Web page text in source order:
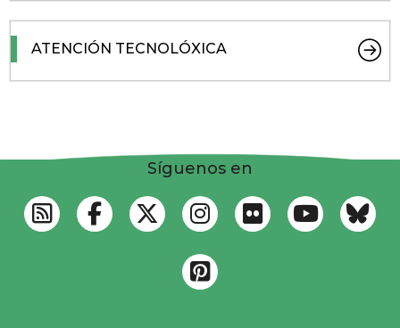
ATENCIÓN TECNOLÓXICA
Síguenos en